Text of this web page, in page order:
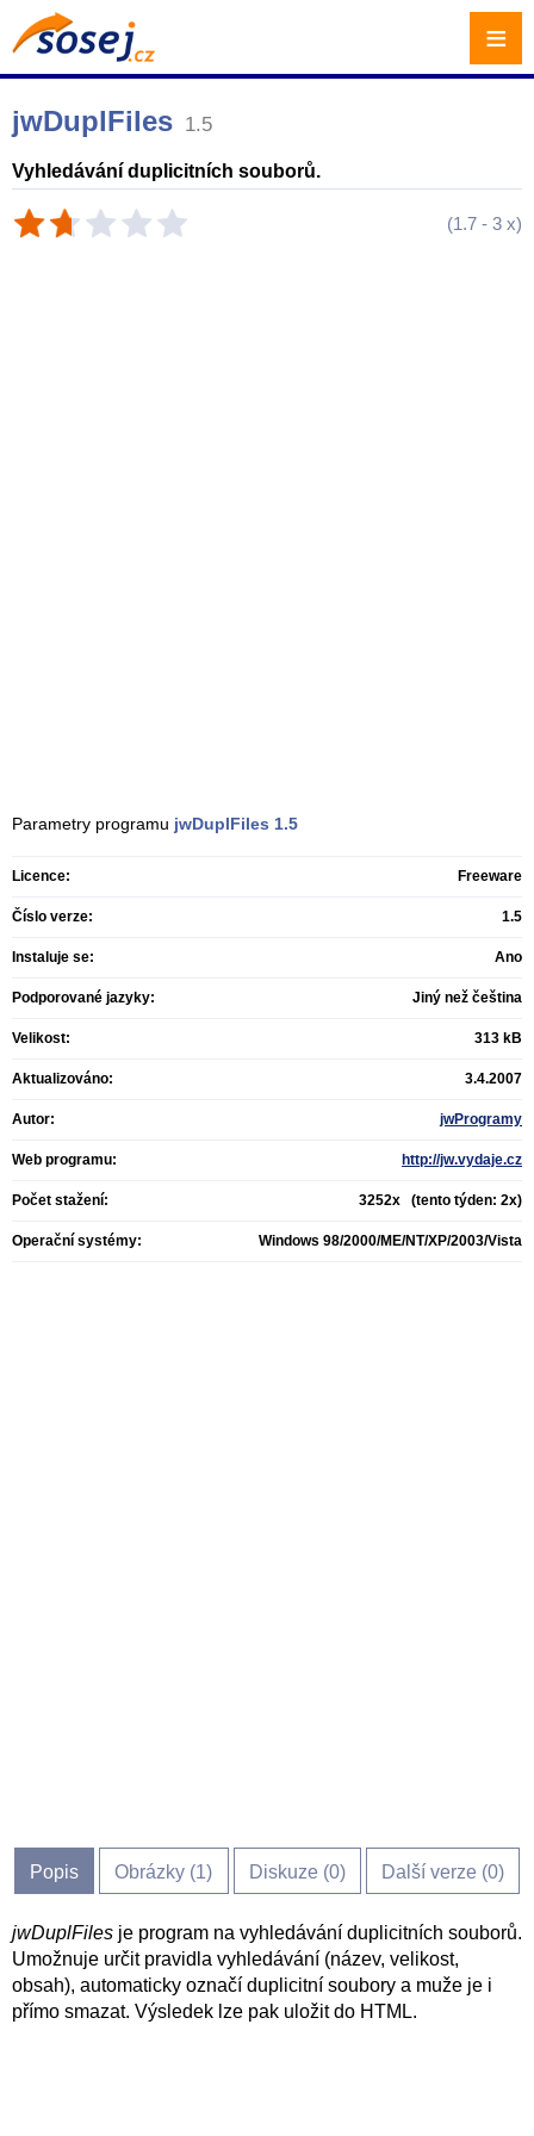
jwDuplFiles 1.5
Vyhledávání duplicitních souborů.
(1.7 - 3 x)
Parametry programu jwDuplFiles 1.5
Licence: Freeware
Číslo verze: 1.5
Instaluje se: Ano
Podporované jazyky: Jiný než čeština
Velikost: 313 kB
Aktualizováno: 3.4.2007
Autor: jwProgramy
Web programu: http://jw.vydaje.cz
Počet stažení: 3252x (tento týden: 2x)
Operační systémy: Windows 98/2000/ME/NT/XP/2003/Vista
Popis Obrázky (1) Diskuze (0) Další verze (0)
jwDuplFiles je program na vyhledávání duplicitních souborů.
Umožnuje určit pravidla vyhledávání (název, velikost,
obsah), automaticky označí duplicitní soubory a muže je i
přímo smazat. Výsledek lze pak uložit do HTML.
≡